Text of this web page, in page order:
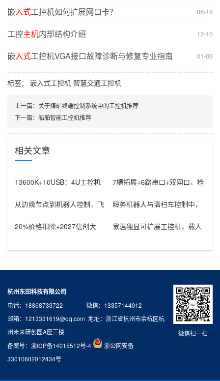
嵌入式工控机如何扩展网口卡？ 06-18
工控主机内部结构介绍 12-10
嵌入式工控机VGA接口故障诊断与修复专业指南 01-06
标签： 嵌入式工控机 智慧交通工控机
上一篇： 关于煤矿终端控制系统中的工控机推荐
下一篇： 船舶智能工控机推荐
相关文章
13600K+10USB：4U工控机
7槽拓展+6路串口+双网口，检
从边缘节点到机器人控制，飞
服务机器人与清扫车控制中，
接
20%价格扣除+2027信创大
宽温独显可扩展工控机，载人
微信扫一扫
杭州东田科技有限公司
电话：18868733722 微信：13357144012
邮箱：1213331619@qq.com 地址：浙江省杭州市余杭区杭
州未来研创园A座三楼
备案号： 浙ICP备14015512号-4
浙公网安备
33010602012434号